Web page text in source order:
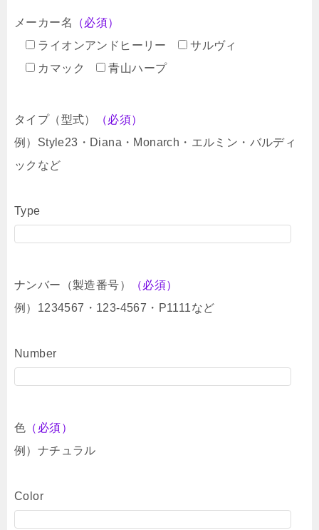
メーカー名
（必須）
ライオンアンドヒーリー
サルヴィ
カマック
青山ハープ
タイプ（型式）
（必須）
例）Style23・Diana・Monarch・エルミン・バルディ
ックなど
Type
ナンバー（製造番号）
（必須）
例）1234567・123-4567・P1111など
Number
色 （必須）
例）ナチュラル
Color